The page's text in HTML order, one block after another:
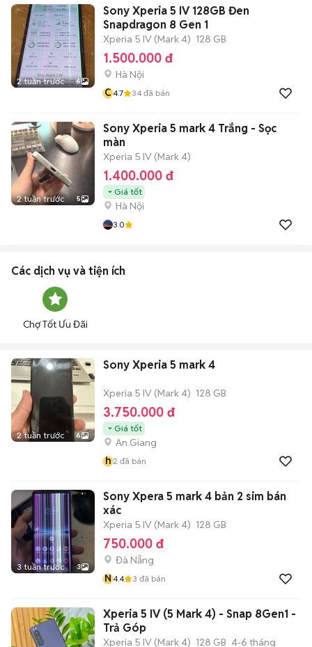
2 tuần trước 6
Sony Xperia 5 IV 128GB Đen
Snapdragon 8 Gen 1
Xperia 5 IV (Mark 4) 128 GB
1.500.000 đ
Hà Nội
C4.7 34 đã bán
2 tuần trước 5
Sony Xperia 5 mark 4 Trắng - Sọc
màn
Xperia 5 IV (Mark 4)
1.400.000 đ
Giá tốt
Hà Nội
3.0
Các dịch vụ và tiện ích
Chợ Tốt Ưu Đãi
2 tuần trước 6
Sony Xperia 5 mark 4
Xperia 5 IV (Mark 4) 128 GB
3.750.000 đ
Giá tốt
An Giang
h2 đã bán
3 tuần trước 3
Sony Xpera 5 mark 4 bản 2 sim bán
xác
Xperia 5 IV (Mark 4) 128 GB
750.000 đ
Đà Nẵng
N4.4 3 đã bán
Xperia 5 IV (5 Mark 4) - Snap 8Gen1 -
Trả Góp
Xperia 5 IV (Mark 4) 128 GB 4-6 tháng